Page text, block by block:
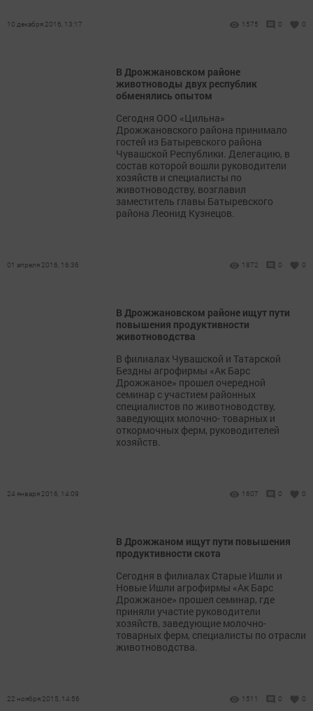
10 декабря 2016, 13:17 1575 0 0
В Дрожжановском районе
животноводы двух республик
обменялись опытом
Сегодня ООО «Цильна»
Дрожжановского района принимало
гостей из Батыревского района
Чувашской Республики. Делегацию, в
состав которой вошли руководители
хозяйств и специалисты по
животноводству, возглавил
заместитель главы Батыревского
района Леонид Кузнецов.
01 апреля 2016, 16:36 1872 0 0
В Дрожжановском районе ищут пути
повышения продуктивности
животноводства
В филиалах Чувашской и Татарской
Бездны агрофирмы «Ак Барс
Дрожжаное» прошел очередной
семинар с участием районных
специалистов по животноводству,
заведующих молочно- товарных и
откормочных ферм, руководителей
хозяйств.
24 января 2016, 14:09 1607 0 0
В Дрожжаном ищут пути повышения
продуктивности скота
Сегодня в филиалах Старые Ишли и
Новые Ишли агрофирмы «Ак Барс
Дрожжаное» прошел семинар, где
приняли участие руководители
хозяйств, заведующие молочно-
товарных ферм, специалисты по отрасли
животноводства.
22 ноября 2015, 14:56 1511 0 0